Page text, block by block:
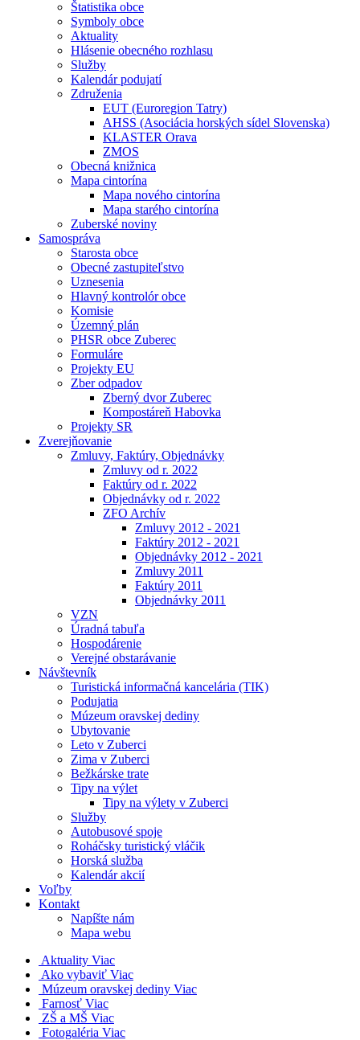
Štatistika obce
Symboly obce
Aktuality
Hlásenie obecného rozhlasu
Služby
Kalendár podujatí
Združenia
EUT (Euroregion Tatry)
AHSS (Asociácia horských sídel Slovenska)
KLASTER Orava
ZMOS
Obecná knižnica
Mapa cintorína
Mapa nového cintorína
Mapa starého cintorína
Zuberské noviny
Samospráva
Starosta obce
Obecné zastupiteľstvo
Uznesenia
Hlavný kontrolór obce
Komisie
Územný plán
PHSR obce Zuberec
Formuláre
Projekty EU
Zber odpadov
Zberný dvor Zuberec
Kompostáreň Habovka
Projekty SR
Zverejňovanie
Zmluvy, Faktúry, Objednávky
Zmluvy od r. 2022
Faktúry od r. 2022
Objednávky od r. 2022
ZFO Archív
Zmluvy 2012 - 2021
Faktúry 2012 - 2021
Objednávky 2012 - 2021
Zmluvy 2011
Faktúry 2011
Objednávky 2011
VZN
Úradná tabuľa
Hospodárenie
Verejné obstarávanie
Návštevník
Turistická informačná kancelária (TIK)
Podujatia
Múzeum oravskej dediny
Ubytovanie
Leto v Zuberci
Zima v Zuberci
Bežkárske trate
Tipy na výlet
Tipy na výlety v Zuberci
Služby
Autobusové spoje
Roháčsky turistický vláčik
Horská služba
Kalendár akcií
Voľby
Kontakt
Napíšte nám
Mapa webu
Aktuality Viac
Ako vybaviť Viac
Múzeum oravskej dediny Viac
Farnosť Viac
ZŠ a MŠ Viac
Fotogaléria Viac